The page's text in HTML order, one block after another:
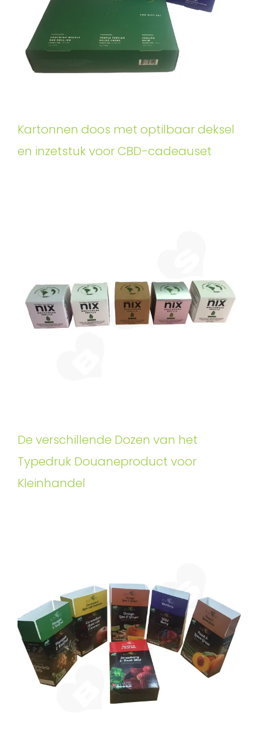
Kartonnen doos met optilbaar deksel
en inzetstuk voor CBD-cadeauset
De verschillende Dozen van het
Typedruk Douaneproduct voor
Kleinhandel